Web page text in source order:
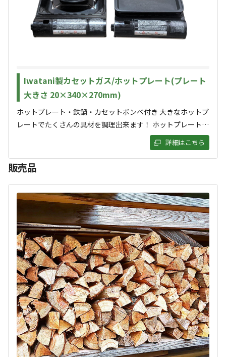
Iwatani製カセットガス/ホットプレート(プレート
大きさ 20×340×270mm)
ホットプレート・鉄鍋・カセットボンベ付き 大きなホットプ
レートでたくさんの具材を調理出来ます！ ホットプレートを
はずすとゴトクがあり鍋料理もできます！
詳細はこちら
販売品
グランピングとは対極の楽しみ方をするキャンプなので、
自然の中で創意工夫しながら過ごして下さい。レディーフ
ァーストのキャンプ場です！
・姉川温泉 １１分
・北近江の湯 １１分
・バーデあざい２０分
・須賀谷温泉 １０分
所要時間はGoogleナビの表示時間です。
アクセス
・北陸道小谷城スマートインターから５分
・JR北陸線高槻駅からタクシーで１０分
・岐阜愛知から車で６０分
・京都大阪から車で６０分（都会から近い里山です）
SECOMキャンプサイト監視システム導入！
デルフリキャンプはお客様の安全を守るため、外部からの
侵入や犯罪を未然に防ぐセキュリティシステムを整えてい
ます。
ドローンパークとバギー専用コースが併設されています。
注意:1グループ最大6人までとなります。
すべて表示する
林間
標高
雰囲気
まったり
落ち着く
ワイワイ
にぎやか
利用者層
ソロ
20%
カップル
30%
グループ
20%
ファミリー
30%
ゆったりとキャンプを楽しむ自然派層に人気です。
特徴タグ
#体験アクティビティ #初心者歓迎 #カップルにおすすめ
#クラフト体験 #サイクリング #ドローンOK
#ファミリーにおすすめ #グループにおすすめ #虫捕り
#夜景 #ソロにおすすめ #絶景 #天体観測 #星空撮影